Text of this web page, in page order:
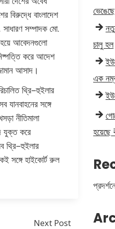
বিরুদ্ধে বাংলাদেশ
সাধারণ সম্পাদক মো.
আবেদনগুলো
করে আদেশ
আসাদ।
থ্রি–হুইলার
সঙ্গে
নীতিমালা
যুক্ত করে
থ্রি–হুইলার
সঙ্গে হাইকোর্ট রুল
Next Post
চালু হল
এক